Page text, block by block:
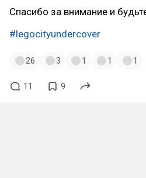
Спасибо за внимание и
#legocityundercover
26 3 1 1 1
11 9